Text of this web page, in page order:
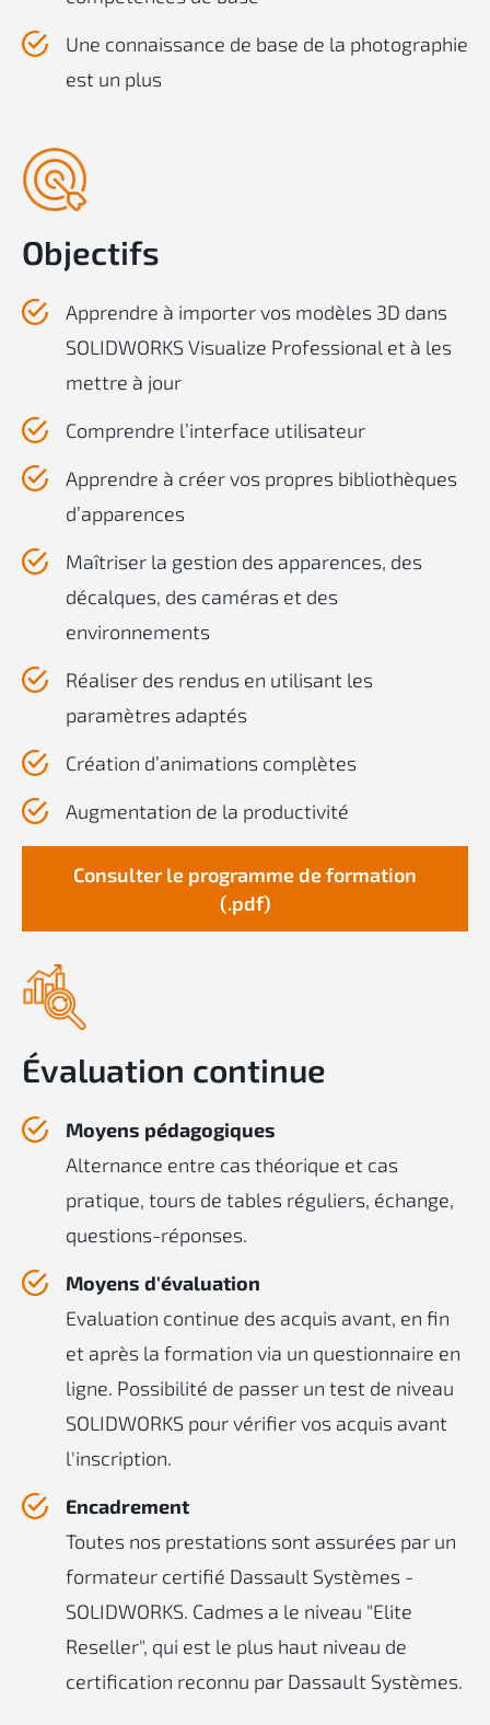
Une connaissance de base de la photographie
est un plus
Objectifs
Apprendre à importer vos modèles 3D dans
SOLIDWORKS Visualize Professional et à les
mettre à jour
Comprendre l’interface utilisateur
Apprendre à créer vos propres bibliothèques
d’apparences
Maîtriser la gestion des apparences, des
décalques, des caméras et des
environnements
Réaliser des rendus en utilisant les
paramètres adaptés
Création d’animations complètes
Augmentation de la productivité
Consulter le programme de formation
(.pdf)
Évaluation continue
Moyens pédagogiques
Alternance entre cas théorique et cas
pratique, tours de tables réguliers, échange,
questions-réponses.
Moyens d'évaluation
Evaluation continue des acquis avant, en fin
et après la formation via un questionnaire en
ligne. Possibilité de passer un test de niveau
SOLIDWORKS pour vérifier vos acquis avant
l'inscription.
Encadrement
Toutes nos prestations sont assurées par un
formateur certifié Dassault Systèmes -
SOLIDWORKS. Cadmes a le niveau "Elite
Reseller", qui est le plus haut niveau de
certification reconnu par Dassault Systèmes.